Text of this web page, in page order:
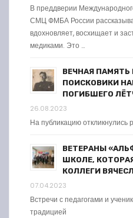
В преддверии
СМЦ ФМБА России
вдохновляет, восхищает и
медиками. Это …
ВЕЧНАЯ ПАМЯТЬ
ПОИСКОВИКИ
ПОГИБШЕГО
26.08.2023
На публикацию
ВЕТЕРАНЫ
ШКОЛЕ,
КОЛЛЕГИ
07.04.2023
Встречи с педагогами и
традицией